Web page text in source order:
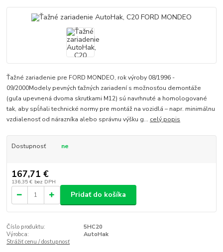
Ťažné zariadenie pre FORD MONDEO, rok výroby 08/1996 -
09/2000Modely pevných ťažných zariadení s možnosťou demontáže
(guľa upevnená dvoma skrutkami M12) sú navrhnuté a homologované
tak, aby spĺňali technické normy pre montáž na vozidlá – napr. minimálnu
vzdialenosť od nárazníka alebo správnu výšku g... celý popis
Dostupnosť ne
167,71 €
136,35 € bez DPH
Pridať do košíka
Číslo produktu:
5HC20
Výrobca:
AutoHak
Strážiť cenu / dostupnosť